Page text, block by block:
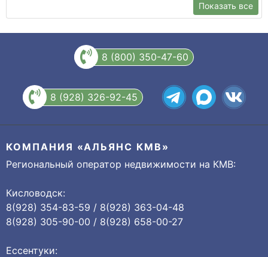
Показать все
8 (800) 350-47-60
8 (928) 326-92-45
КОМПАНИЯ «АЛЬЯНС КМВ»
Региональный оператор недвижимости на КМВ:
Кисловодск:
8(928) 354-83-59 / 8(928) 363-04-48
8(928) 305-90-00 / 8(928) 658-00-27
Ессентуки: